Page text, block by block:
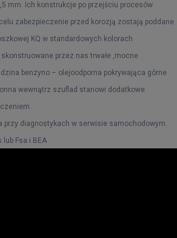
mm. Ich konstrukcje po przejściu procesów
zabezpieczenie przed korozją zostają poddane
KQ w standardowych kolorach
przez nas trwałe ,mocne
benzyno – olejoodporna pokrywająca górne
wewnątrz szuflad stanowi dodatkowe
przy diagnostykach w serwisie samochodowym.
lub Fsa i BEA